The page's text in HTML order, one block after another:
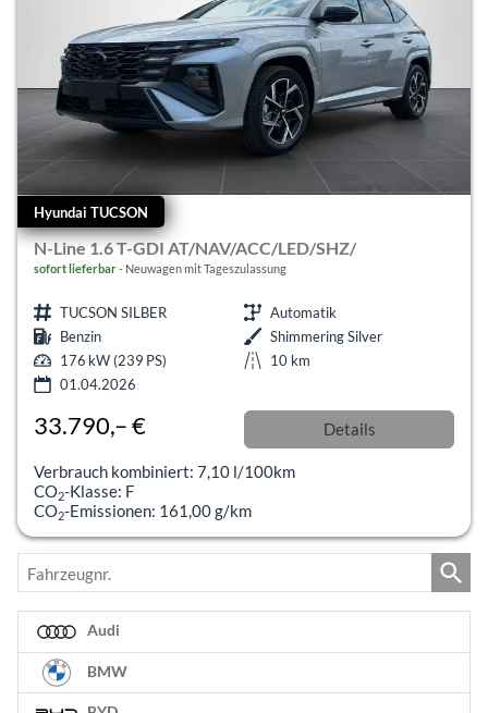
Hyundai TUCSON
N-Line 1.6 T-GDI AT/NAV/ACC/LED/SHZ/
sofort lieferbar Neuwagen mit Tageszulassung
TUCSON SILBER
Automatik
Benzin
Shimmering Silver
176 kW (239 PS)
10 km
01.04.2026
33.790,– € Details
Verbrauch kombiniert: 7,10 l/100km
CO2-Klasse: F
CO2-Emissionen: 161,00 g/km
Fahrzeugnr.
Audi
BMW